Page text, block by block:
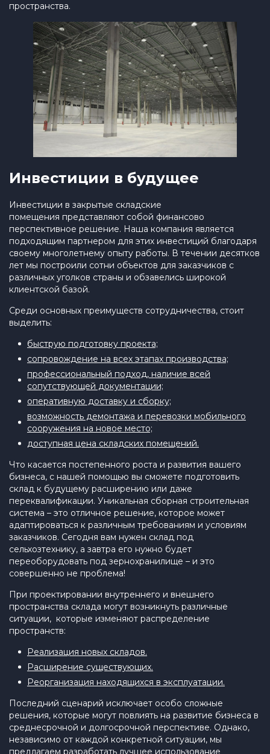
пространства.
Инвестиции в будущее
Инвестиции в закрытые складские
помещения представляют собой финансово
перспективное решение. Наша компания является
подходящим партнером для этих инвестиций благодаря
своему многолетнему опыту работы. В течении десятков
лет мы построили сотни объектов для заказчиков с
различных уголков страны и обзавелись широкой
клиентской базой.
Среди основных преимуществ сотрудничества, стоит
выделить:
быструю подготовку проекта;
сопровождение на всех этапах производства;
профессиональный подход, наличие всей
сопутствующей документации;
оперативную доставку и сборку;
возможность демонтажа и перевозки мобильного
сооружения на новое место;
доступная цена складских помещений.
Что касается постепенного роста и развития вашего
бизнеса, с нашей помощью вы сможете подготовить
склад к будущему расширению или даже
переквалификации. Уникальная сборная строительная
система – это отличное решение, которое может
адаптироваться к различным требованиям и условиям
заказчиков. Сегодня вам нужен склад под
сельхозтехнику, а завтра его нужно будет
переоборудовать под зернохранилище – и это
совершенно не проблема!
При проектировании внутреннего и внешнего
пространства склада могут возникнуть различные
ситуации, которые изменяют распределение
пространств:
Реализация новых складов.
Расширение существующих.
Реорганизация находящихся в эксплуатации.
Последний сценарий исключает особо сложные
решения, которые могут повлиять на развитие бизнеса в
среднесрочной и долгосрочной перспективе. Однако,
независимо от каждой конкретной ситуации, мы
предлагаем разработать лучшее использование